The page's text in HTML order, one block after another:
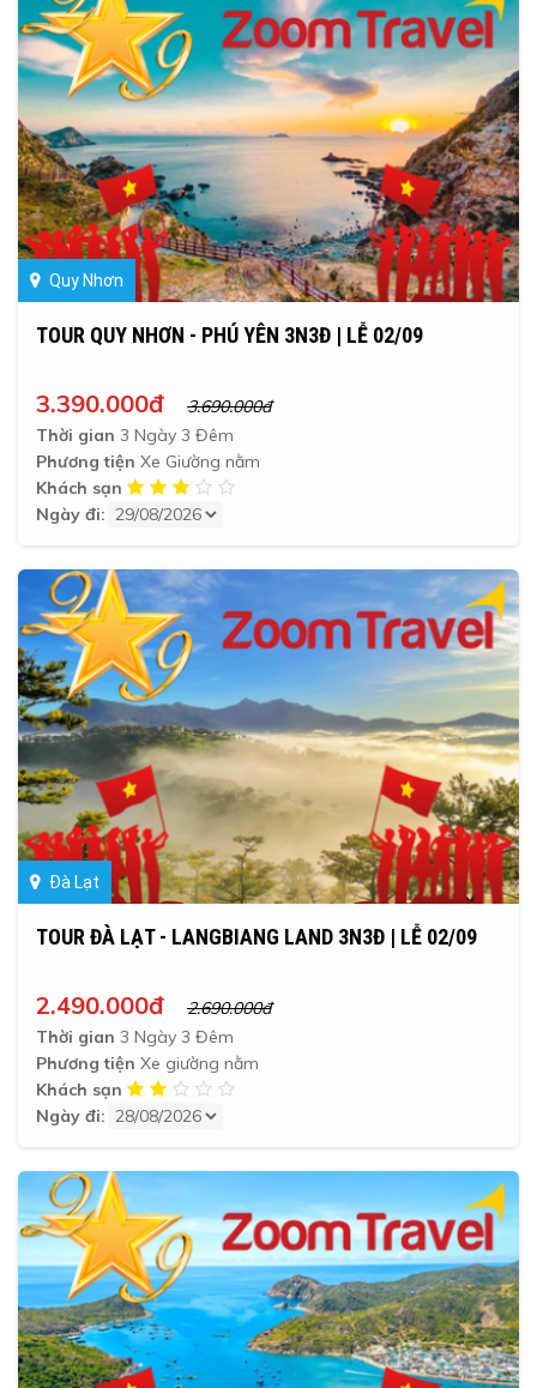
Quy Nhơn
TOUR QUY NHƠN - PHÚ YÊN 3N3Đ | LỄ 02/09
3.390.000đ
3.690.000đ
Thời gian 3 Ngày 3 Đêm
Phương tiện Xe Giường nằm
Khách sạn
Ngày đi:
Đà Lạt
TOUR ĐÀ LẠT - LANGBIANG LAND 3N3Đ | LỄ 02/09
2.490.000đ
2.690.000đ
Thời gian 3 Ngày 3 Đêm
Phương tiện Xe giường nằm
Khách sạn
Ngày đi: